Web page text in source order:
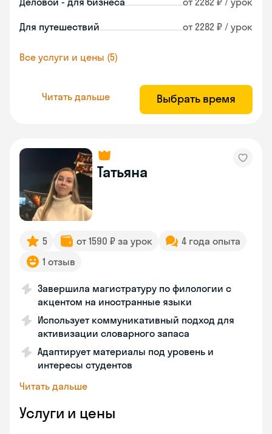
Для путешествий от 2282 ₽ / урок
Все услуги и цены (5)
Читать дальше Выбрать время
Татьяна
5 от 1590 ₽ за урок
4 года опыта
1 отзыв
Завершила магистратуру по филологии с
акцентом на иностранные языки
Использует коммуникативный подход для
активизации словарного запаса
Адаптирует материалы под уровень и
интересы студентов
Читать дальше
Услуги и цены